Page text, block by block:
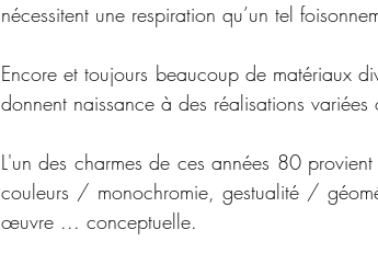
nécessitent une respiration qu’un tel
Encore et toujours beaucoup de matériaux
donnent naissance à des réalisations
L'un des charmes de ces années 80
couleurs / monochromie, gestualité /
œuvre ... conceptuelle.